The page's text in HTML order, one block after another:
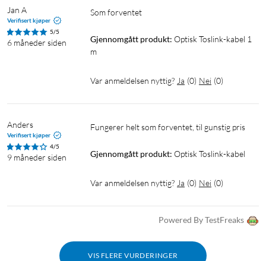
Jan A
Verifisert kjøper
5/5
6 måneder siden
Som forventet
Gjennomgått produkt: Optisk Toslink-kabel 1
m
Var anmeldelsen nyttig? Ja (0) Nei (0)
Anders
Verifisert kjøper
4/5
9 måneder siden
Fungerer helt som forventet, til gunstig pris
Gjennomgått produkt: Optisk Toslink-kabel
Var anmeldelsen nyttig? Ja (0) Nei (0)
Powered By TestFreaks
VIS FLERE VURDERINGER